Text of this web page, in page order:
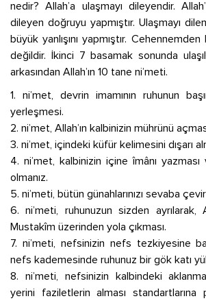
nedir? Allah’a ulaşmayı dileyendir.
dileyen doğruyu yapmıştır. Ulaşmayı
büyük yanlışını yapmıştır.
değildir. İkinci 7 basamak sonunda
arkasından Allah’ın 10 tane ni’meti.
1. ni’met, devrin imamının ruhunun
yerleşmesi.
2. ni’met, Allah’ın kalbinizin mührünü
3. ni’met, içindeki küfür kelimesini dışarı
4. ni’met, kalbinizin içine îmânı
olmanız.
5. ni’meti, bütün günahlarınızı sevaba
6. ni’meti, ruhunuzun sizden ayrılarak,
Mustakîm üzerinden yola çıkması.
7. ni’meti, nefsinizin nefs tezkiyesine
nefs kademesinde ruhunuz bir gök katı
8. ni’meti, nefsinizin kalbindeki
yerini faziletlerin alması standartlarına